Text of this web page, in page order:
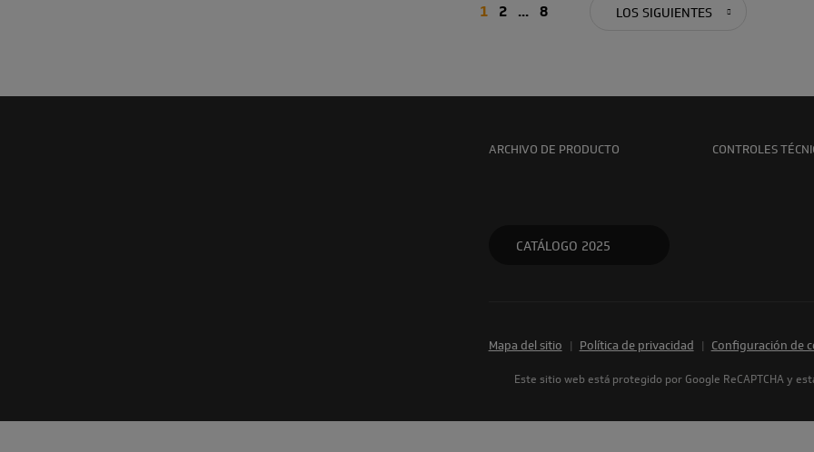
1 2 ... 8 LOS SIGUIENTES
ARCHIVO DE PRODUCTO CONTROLES
CATÁLOGO 2025
Mapa del sitio | Política de privacidad | Configuración de
Este sitio web está protegido por Google ReCAPTCHA y